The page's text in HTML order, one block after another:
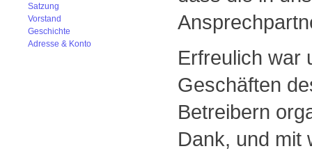
Satzung
Vorstand
Geschichte
Adresse & Konto
Erfreulich war
Geschäften
Betreibern
Dank, und mit